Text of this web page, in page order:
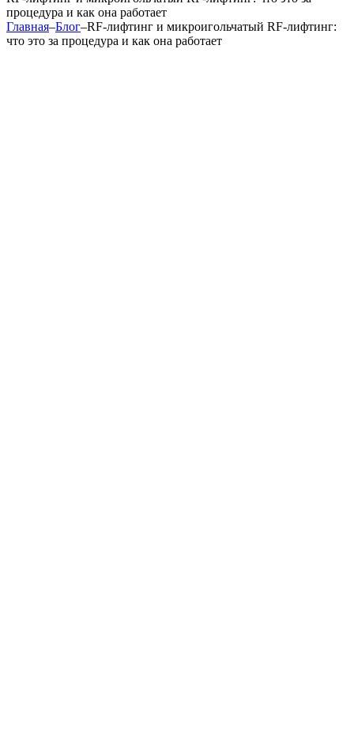
процедура и как она работает
Главная–Блог–RF-лифтинг и микроигольчатый RF-лифтинг:
что это за процедура и как она работает